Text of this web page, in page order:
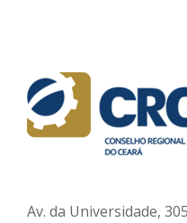
Av. da Universidade,